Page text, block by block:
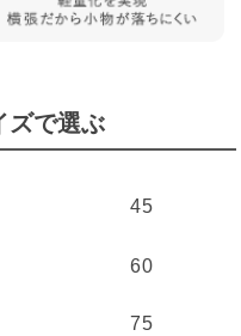
ズで選ぶ
45
60
75